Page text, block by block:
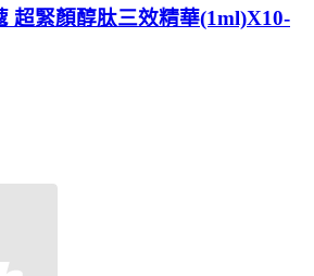
超緊顏醇肽三效精華(1ml)X10-